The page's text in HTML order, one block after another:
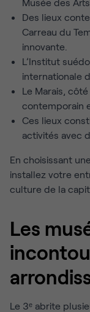
Des lieux
Carreau du
innovante.
L’Institut
internationale
Le Marais,
contemporain
Ces lieux
activités avec
En choisissant une
installez votre
culture de la
Les
Le 3ᵉ abrite